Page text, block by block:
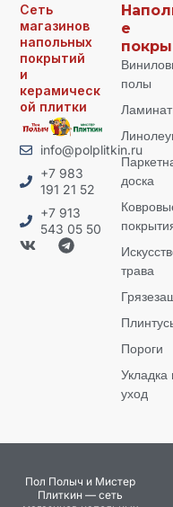
Сеть
магазинов
напольных
покрытий
и
керамическ
ой плитки
info@polplitkin.ru
+7 983
191 21 52
+7 913
543 05 50
е
полы
Ламинат
доска
трава
Пороги
Укладка
уход
Пол Полыч и Мистер
Плиткин — сеть